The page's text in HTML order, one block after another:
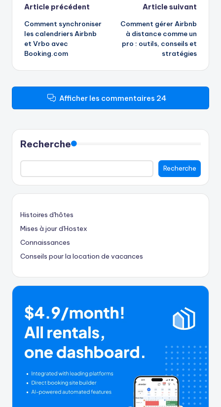
Navigation
des
articles
Article précédent
Comment synchroniser
les calendriers Airbnb
et Vrbo avec
Booking.com
Article suivant
Comment gérer Airbnb
à distance comme un
pro : outils, conseils et
stratégies
Afficher les commentaires 24
Recherche
Recherche
Histoires d'hôtes
Mises à jour d'Hostex
Connaissances
Conseils pour la location de vacances